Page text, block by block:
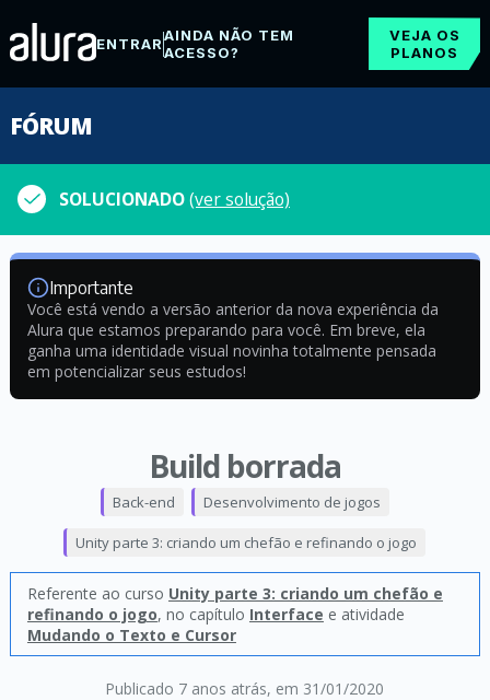
ENTRARAINDA NÃO TEM
ACESSO?
VEJA OS
PLANOS
FÓRUM
SOLUCIONADO(ver solução)
Importante
Você está vendo a versão anterior da nova experiência da
Alura que estamos preparando para você. Em breve, ela
ganha uma identidade visual novinha totalmente pensada
em potencializar seus estudos!
Build borrada
Publicado 7 anos atrás, em 31/01/2020
Back-end Desenvolvimento de jogos
Unity parte 3: criando um chefão e refinando o jogo
Referente ao curso Unity parte 3: criando um chefão e
refinando o jogo, no capítulo Interface e atividade
Mudando o Texto e Cursor